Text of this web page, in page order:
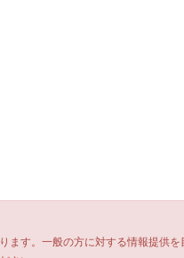
す。一般の方に対する情報提供を